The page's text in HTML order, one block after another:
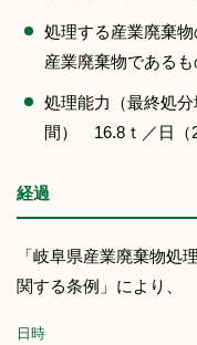
処理する産業廃棄
産業廃棄物であるも
処理能力（最終処
間） 16.8ｔ／日（
経過
「岐阜県産業廃棄物処
関する条例」により、
日時